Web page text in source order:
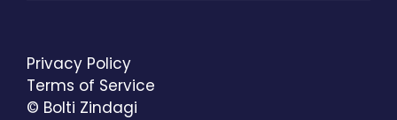
© Bolti Zindagi
Privacy Policy
Terms of Service